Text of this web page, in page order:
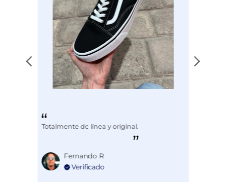
Totalmente de línea y original.
Fernando R